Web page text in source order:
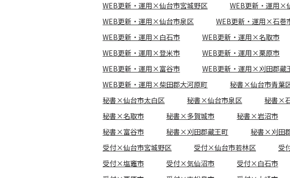
WEB更新・運用×仙台市宮城野区
WEB更新・運用×
WEB更新・運用×仙台市泉区
WEB更新・運用×石巻
WEB更新・運用×白石市
WEB更新・運用×名取市
WEB更新・運用×登米市
WEB更新・運用×栗原市
WEB更新・運用×富谷市
WEB更新・運用×刈田郡蔵
WEB更新・運用×柴田郡大河原町
秘書×仙台市青葉
秘書×仙台市太白区
秘書×仙台市泉区 秘書×
秘書×名取市
秘書×多賀城市 秘書×岩沼市
秘書×富谷市
秘書×刈田郡蔵王町 秘書×刈田
受付×仙台市宮城野区
受付×仙台市若林区 受
受付×塩竈市
受付×気仙沼市 受付×白石市